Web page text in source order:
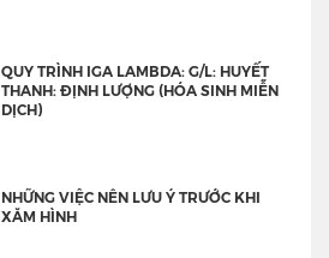
QUY TRÌNH IGA LAMBDA: G/L: HUYẾT
THANH: ĐỊNH LƯỢNG (HÓA SINH MIỄN
DỊCH)
NHỮNG VIỆC NÊN LƯU Ý TRƯỚC KHI
XĂM HÌNH